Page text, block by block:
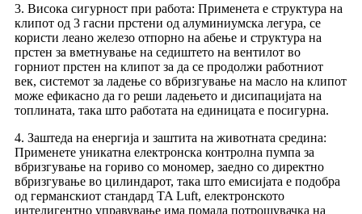
3. Висока сигурност при работа: Применета е структура на
клипот од 3 гасни прстени од алуминиумска легура, се
користи леано железо отпорно на абење и структура на
прстен за вметнување на седиштето на вентилот во
горниот прстен на клипот за да се продолжи работниот
век, системот за ладење со вбризгување на масло на клипот
може ефикасно да го реши ладењето и дисипацијата на
топлината, така што работата на единицата е посигурна.
4. Заштеда на енергија и заштита на животната средина:
Применете уникатна електронска контролна пумпа за
вбризгување на гориво со мономер, заедно со директно
вбризгување во цилиндарот, така што емисијата е подобра
од германскиот стандард TA Luft, електронското
интелигентно управување има помала потрошувачка на